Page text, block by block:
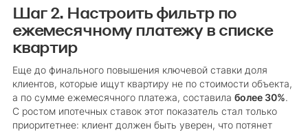
Шаг 2. Настроить фильтр по
ежемесячному платежу в списке
квартир
Еще до финального повышения ключевой ставки доля
клиентов, которые ищут квартиру не по стоимости объекта,
а по сумме ежемесячного платежа, составила более 30%.
С ростом ипотечных ставок этот показатель стал только
приоритетнее: клиент должен быть уверен, что потянет